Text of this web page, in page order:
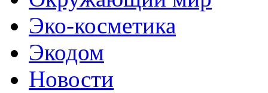
Эко-косметика
Экодом
Новости